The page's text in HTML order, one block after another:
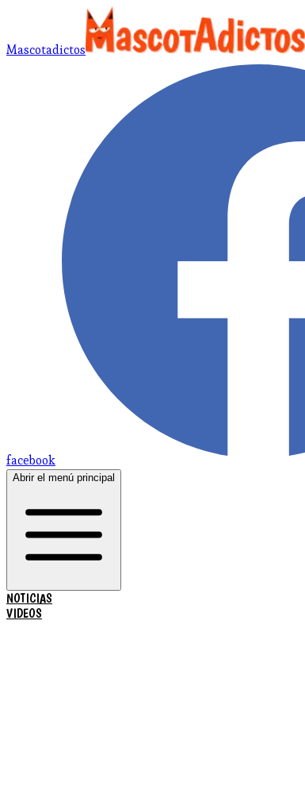
Mascotadictos
facebook
Abrir el menú principal
NOTICIAS
VIDEOS